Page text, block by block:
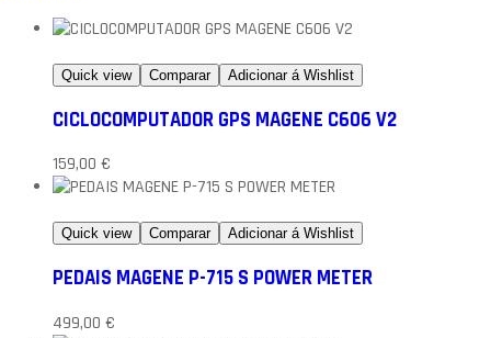
Quick view Comparar Adicionar á Wishlist
CICLOCOMPUTADOR GPS MAGENE C606 V2
159,00 €
Quick view Comparar Adicionar á Wishlist
PEDAIS MAGENE P-715 S POWER METER
499,00 €